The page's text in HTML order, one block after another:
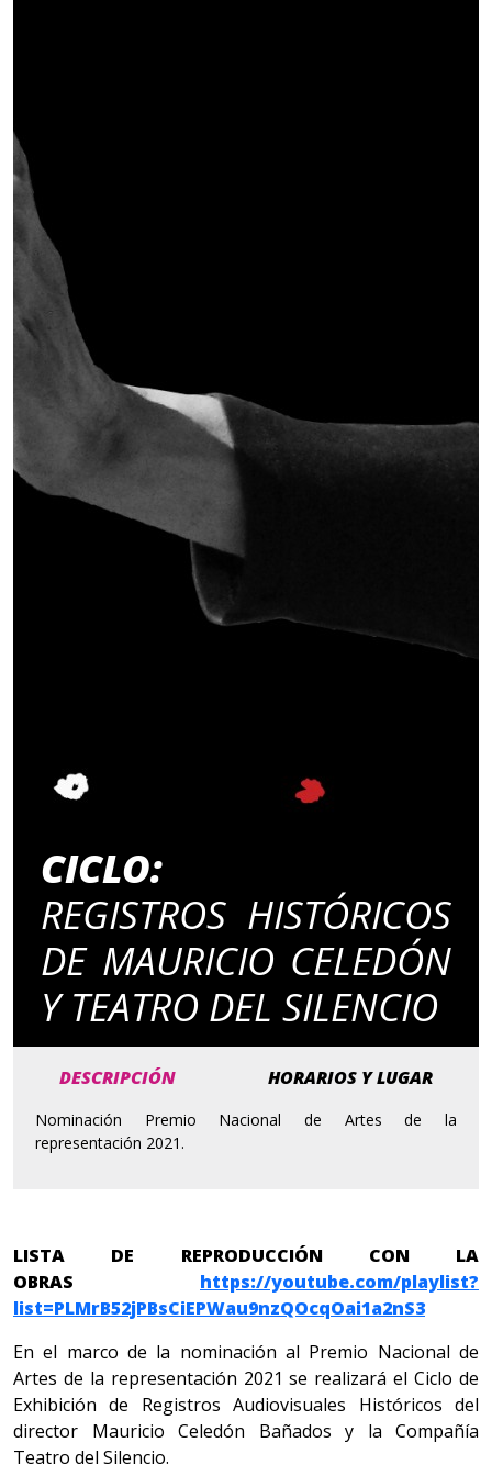
CICLO:
REGISTROS HISTÓRICOS
DE MAURICIO CELEDÓN
Y TEATRO DEL SILENCIO
DESCRIPCIÓN HORARIOS Y LUGAR
Nominación Premio Nacional de Artes de la
representación 2021.
LISTA DE REPRODUCCIÓN CON LA
OBRAS https://youtube.com/playlist?
list=PLMrB52jPBsCiEPWau9nzQOcqOai1a2nS3
En el marco de la nominación al Premio Nacional de
Artes de la representación 2021 se realizará el Ciclo de
Exhibición de Registros Audiovisuales Históricos del
director Mauricio Celedón Bañados y la Compañía
Teatro del Silencio.